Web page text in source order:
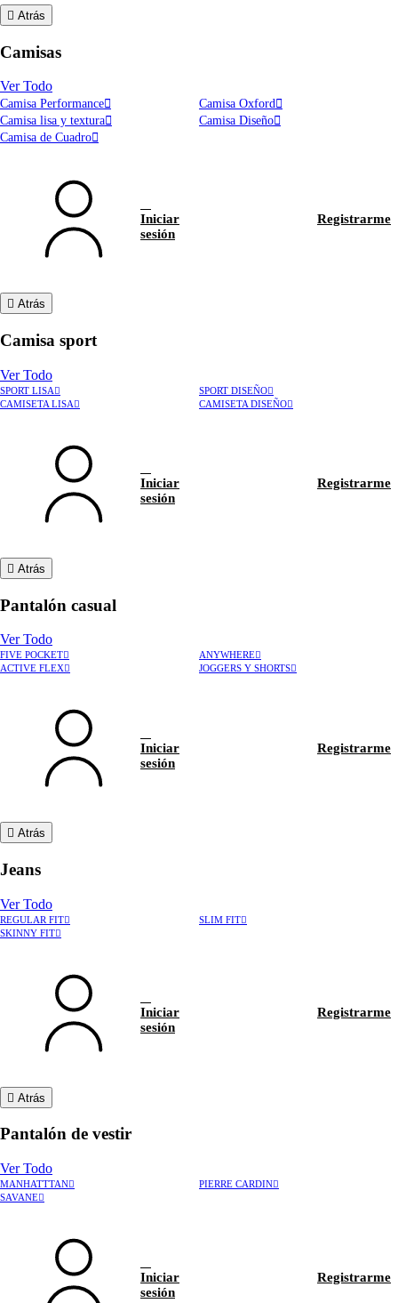
Atrás
Camisas
Ver Todo
Camisa Performance
Camisa Oxford
Camisa lisa y textura
Camisa Diseño
Camisa de Cuadro
Iniciar
sesión
Registrarme
Atrás
Camisa sport
Ver Todo
SPORT LISA
SPORT DISEÑO
CAMISETA LISA
CAMISETA DISEÑO
Iniciar
sesión
Registrarme
Atrás
Pantalón casual
Ver Todo
FIVE POCKET
ANYWHERE
ACTIVE FLEX
JOGGERS Y SHORTS
Iniciar
sesión
Registrarme
Atrás
Jeans
Ver Todo
REGULAR FIT
SLIM FIT
SKINNY FIT
Iniciar
sesión
Registrarme
Atrás
Pantalón de vestir
Ver Todo
MANHATTTAN
PIERRE CARDIN
SAVANE
Iniciar
sesión
Registrarme
Hablar con asesor